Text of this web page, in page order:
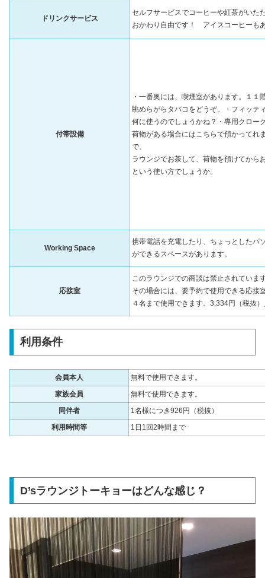
ドリンクサービス
セルフサービスでコーヒーや紅茶がいた
おかわり自由です！ アイスコーヒーも
付帯設備
・一番奥には、喫煙室があります。１１
眺めらがらタバコをどうぞ。・フィッテ
何に使うのでしょうかね？・専用クロー
荷物がある場合にはこちらで預かってれ
で、
ラウンジでお茶して、荷物を預けてから
という使い方でしょうか。
Working Space
携帯電話を充電したり、ちょっとしたパ
ができるスペースがあります。
応接室
このラウンジでの商談は禁止されていま
その場合には、要予約で使用できる応接
４名まで使用できます。3,334円（税抜
利用条件
会員本人
無料で使用できます。
家族会員
無料で使用できます。
同伴者
1名様につき926円（税抜）
利用時間等
1日1回2時間まで
D’sラウンジトーキョーはどんな感じ？